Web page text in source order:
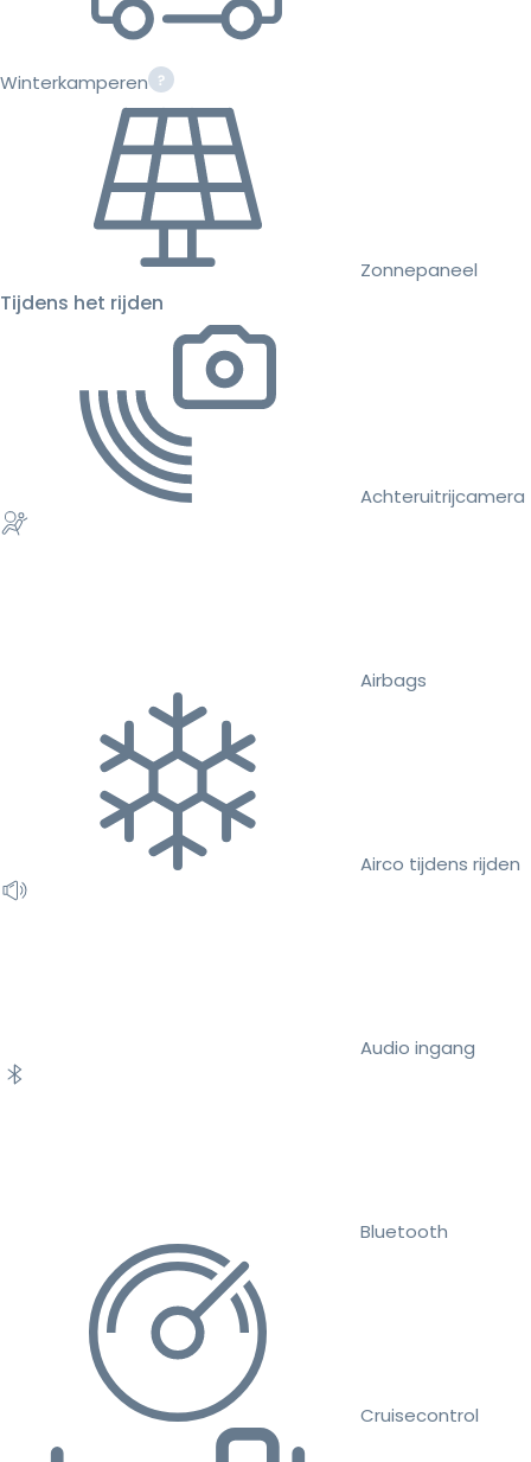
Winterkamperen
Zonnepaneel
Tijdens het rijden
Achteruitrijcamera
Airbags
Airco tijdens rijden
Audio ingang
Bluetooth
Cruisecontrol